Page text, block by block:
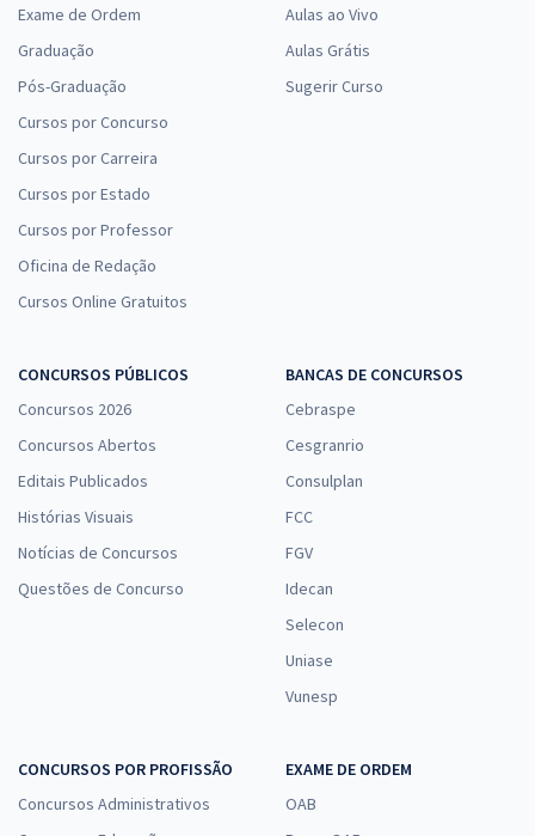
Exame de Ordem
Graduação
Pós-Graduação
Cursos por Concurso
Cursos por Carreira
Cursos por Estado
Cursos por Professor
Oficina de Redação
Cursos Online Gratuitos
Aulas ao Vivo
Aulas Grátis
Sugerir Curso
CONCURSOS PÚBLICOS
Concursos 2026
Concursos Abertos
Editais Publicados
Histórias Visuais
Notícias de Concursos
Questões de Concurso
BANCAS DE CONCURSOS
Cebraspe
Cesgranrio
Consulplan
FCC
FGV
Idecan
Selecon
Uniase
Vunesp
CONCURSOS POR PROFISSÃO
Concursos Administrativos
EXAME DE ORDEM
OAB